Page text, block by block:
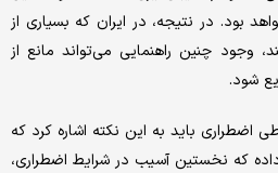
بود. در نتیجه، در ایران که بسیاری از
وجود چنین راهنمایی می‌تواند مانع از
شود.
اضطراری باید به این نکته اشاره کرد که
که نخستین آسیب در شرایط اضطراری،